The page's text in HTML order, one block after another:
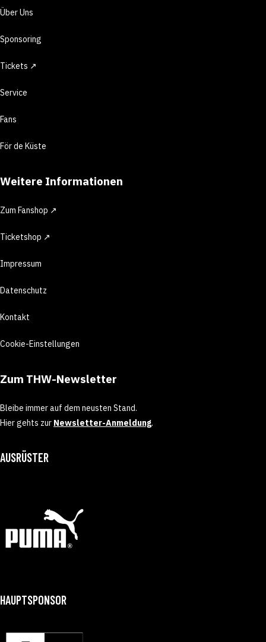
Über Uns
Sponsoring
Tickets ↗
Service
Fans
För de Küste
Weitere Informationen
Zum Fanshop ↗
Ticketshop ↗
Impressum
Datenschutz
Kontakt
Cookie-Einstellungen
Zum THW-Newsletter
Bleibe immer auf dem neusten Stand.
Hier gehts zur Newsletter-Anmeldung.
AUSRÜSTER
HAUPTSPONSOR